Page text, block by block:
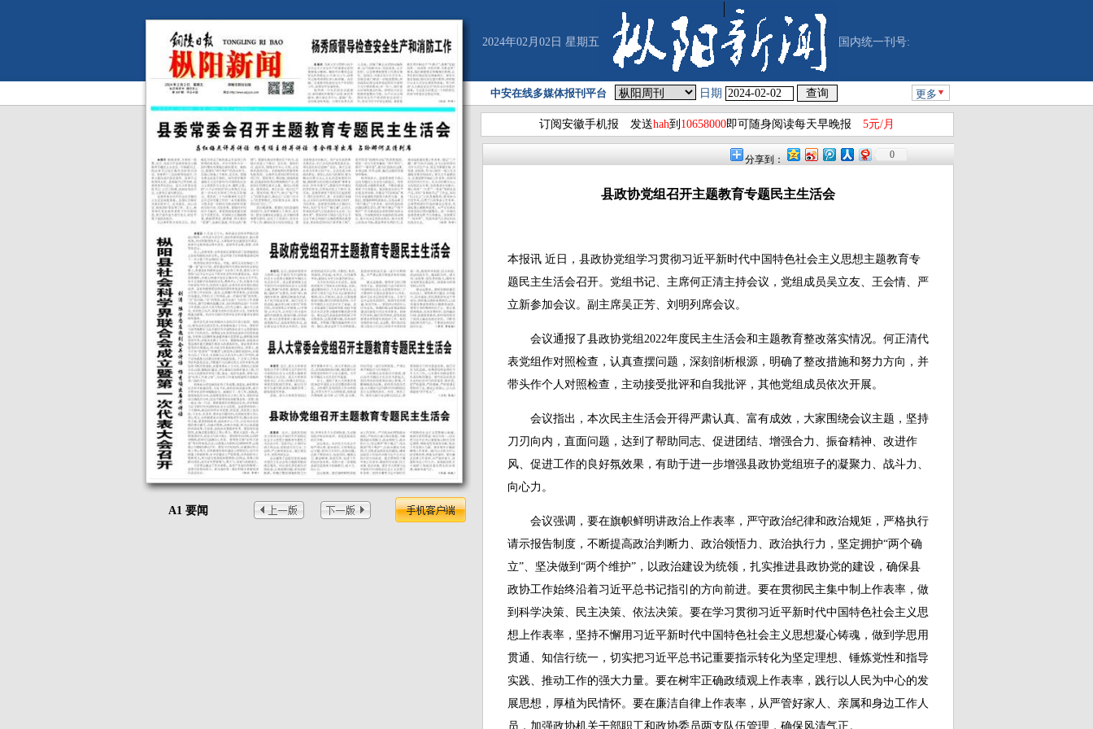
A1 要闻
2024年02月02日 星期五 国内统一刊号:
中安在线多媒体报刊平台 日期 更多
订阅安徽手机报 发送hah到 10658000即可随身阅读每天早晚报 5元/月
分享到： 0
县政协党组召开主题教育专题民主生活会
本报讯 近日，县政协党组学习贯彻习近平新时代中国特色社会主义思想主题教育专
题民主生活会召开。党组书记、主席何正清主持会议，党组成员吴立友、王会情、严
立新参加会议。副主席吴正芳、刘明列席会议。
会议通报了县政协党组2022年度民主生活会和主题教育整改落实情况。何正清代
表党组作对照检查，认真查摆问题，深刻剖析根源，明确了整改措施和努力方向，并
带头作个人对照检查，主动接受批评和自我批评，其他党组成员依次开展。
会议指出，本次民主生活会开得严肃认真、富有成效，大家围绕会议主题，坚持
刀刃向内，直面问题，达到了帮助同志、促进团结、增强合力、振奋精神、改进作
风、促进工作的良好氛效果，有助于进一步增强县政协党组班子的凝聚力、战斗力、
向心力。
会议强调，要在旗帜鲜明讲政治上作表率，严守政治纪律和政治规矩，严格执行
请示报告制度，不断提高政治判断力、政治领悟力、政治执行力，坚定拥护“两个确
立”、坚决做到“两个维护”，以政治建设为统领，扎实推进县政协党的建设，确保县
政协工作始终沿着习近平总书记指引的方向前进。要在贯彻民主集中制上作表率，做
到科学决策、民主决策、依法决策。要在学习贯彻习近平新时代中国特色社会主义思
想上作表率，坚持不懈用习近平新时代中国特色社会主义思想凝心铸魂，做到学思用
贯通、知信行统一，切实把习近平总书记重要指示转化为坚定理想、锤炼党性和指导
实践、推动工作的强大力量。要在树牢正确政绩观上作表率，践行以人民为中心的发
展思想，厚植为民情怀。要在廉洁自律上作表率，从严管好家人、亲属和身边工作人
员，加强政协机关干部职工和政协委员两支队伍管理，确保风清气正。